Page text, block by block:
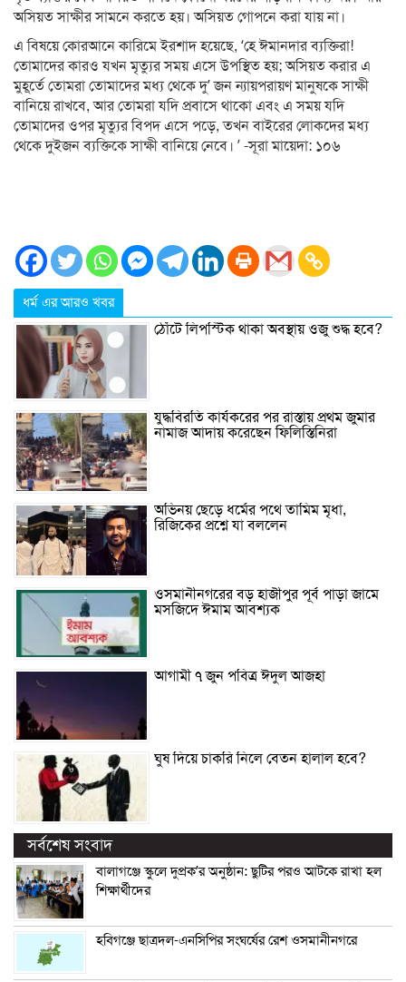
অসিয়ত সাক্ষীর সামনে করতে হয়। অসিয়ত গোপনে করা যায় না।
এ বিষয়ে কোরআনে কারিমে ইরশাদ হয়েছে, ‘হে ঈমানদার ব্যক্তিরা!
তোমাদের কারও যখন মৃত্যুর সময় এসে উপস্থিত হয়; অসিয়ত করার এ
মুহূর্তে তোমরা তোমাদের মধ্য থেকে দু’ জন ন্যায়পরায়ণ মানুষকে সাক্ষী
বানিয়ে রাখবে, আর তোমরা যদি প্রবাসে থাকো এবং এ সময় যদি
তোমাদের ওপর মৃত্যুর বিপদ এসে পড়ে, তখন বাইরের লোকদের মধ্য
থেকে দুইজন ব্যক্তিকে সাক্ষী বানিয়ে নেবে। ’ -সূরা মায়েদা: ১০৬
ধর্ম এর আরও খবর
ঠোঁটে লিপস্টিক থাকা অবস্থায় ওজু শুদ্ধ হবে?
যুদ্ধবিরতি কার্যকরের পর রাস্তায় প্রথম জুমার
নামাজ আদায় করেছেন ফিলিস্তিনিরা
অভিনয় ছেড়ে ধর্মের পথে তামিম মৃধা,
রিজিকের প্রশ্নে যা বললেন
ওসমানীনগরের বড় হাজীপুর পূর্ব পাড়া জামে
মসজিদে ঈমাম আবশ্যক
আগামী ৭ জুন পবিত্র ঈদুল আজহা
ঘুষ দিয়ে চাকরি নিলে বেতন হালাল হবে?
সর্বশেষ সংবাদ
বালাগঞ্জে স্কুলে দুপ্রক’র অনুষ্ঠান: ছুটির পরও আটকে রাখা হল
শিক্ষার্থীদের
হবিগঞ্জে ছাত্রদল-এনসিপির সংঘর্ষের রেশ ওসমানীনগরে